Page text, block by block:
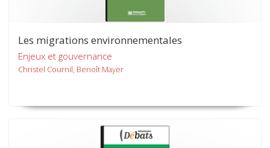
Les migrations environnementales
Enjeux et gouvernance
Christel Cournil, Benoît Mayer